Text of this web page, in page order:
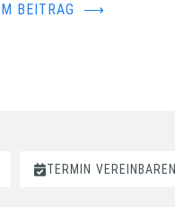
BEITRAG ⟶
TERMIN VEREINBAREN